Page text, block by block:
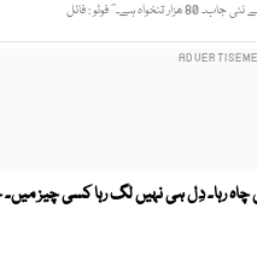
ہے۔‘‘ فوٹو : فائل
رہا۔ دِل ہی نہیں لگ رہا کسی چیز